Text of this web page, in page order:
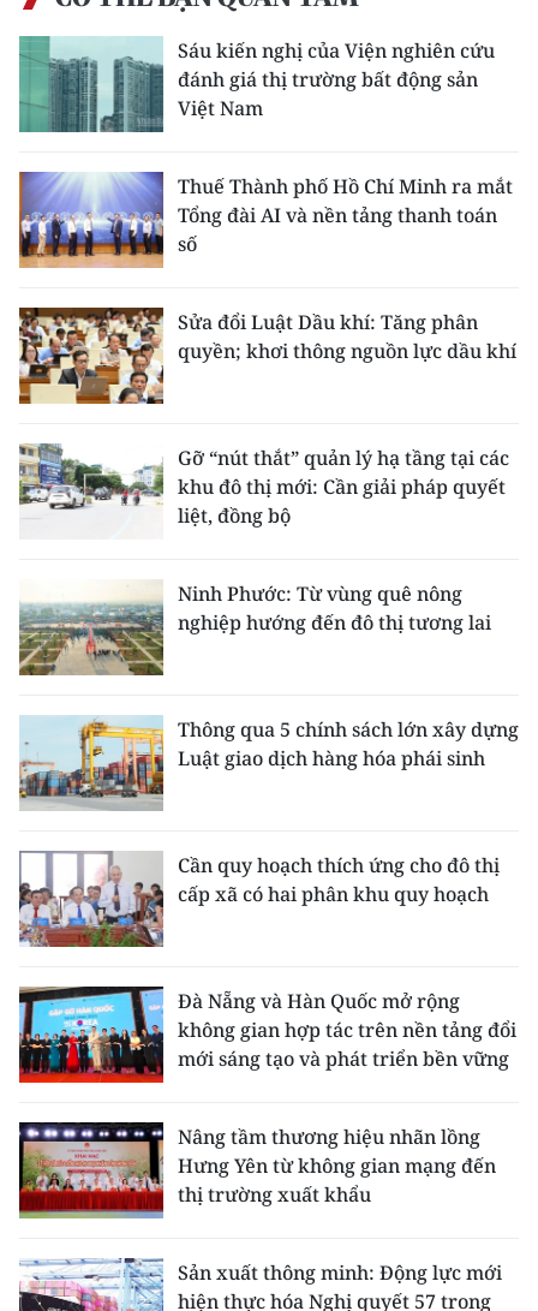
Sáu kiến nghị của Viện nghiên cứu
đánh giá thị trường bất động sản
Việt Nam
Thuế Thành phố Hồ Chí Minh ra mắt
Tổng đài AI và nền tảng thanh toán
số
Sửa đổi Luật Dầu khí: Tăng phân
quyền; khơi thông nguồn lực dầu khí
Gỡ “nút thắt” quản lý hạ tầng tại các
khu đô thị mới: Cần giải pháp quyết
liệt, đồng bộ
Ninh Phước: Từ vùng quê nông
nghiệp hướng đến đô thị tương lai
Thông qua 5 chính sách lớn xây dựng
Luật giao dịch hàng hóa phái sinh
Cần quy hoạch thích ứng cho đô thị
cấp xã có hai phân khu quy hoạch
Đà Nẵng và Hàn Quốc mở rộng
không gian hợp tác trên nền tảng đổi
mới sáng tạo và phát triển bền vững
Nâng tầm thương hiệu nhãn lồng
Hưng Yên từ không gian mạng đến
thị trường xuất khẩu
Sản xuất thông minh: Động lực mới
hiện thực hóa Nghị quyết 57 trong